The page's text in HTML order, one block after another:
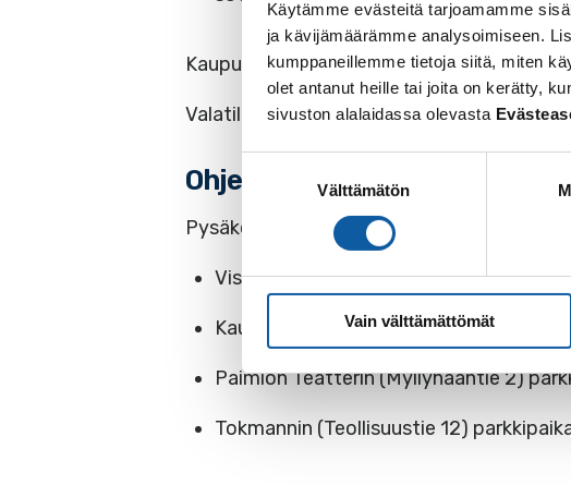
Käytämme evästeitä tarjoamamme
ja kävijämäärämme analysoimiseen.
kumppaneillemme tietoja siitä, miten
olet antanut heille tai joita on kerätty,
sivuston alalaidassa olevasta
valinta
Välttämätön
Vain välttämättömät
Kaupunki liputtaa tapahtuman kunniaksi,
Valatilaisuus on osaPaimio 700 -
Ohjeita yleisölle
Pysäköintipaikkoja yleisölle löytyy muun
Vistan koulun (Vistantie 31 – 35)
Kaupungintalon (Vistantie 18)
Paimion Teatterin (Myllyhaantie 2)
Tokmannin (Teollisuustie 12)